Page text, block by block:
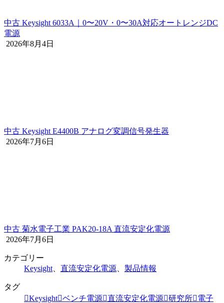
中古 Keysight 6033A｜0〜20V・0〜30A対応オートレンジDC
電源
2026年8月4日
中古 Keysight E4400B アナログ変調信号発生器
2026年7月6日
中古 菊水電子工業 PAK20-18A 直流安定化電源
2026年7月6日
カテゴリー
Keysight
直流安定化電源 製品情報
タグ
Keysight ベンチ電源 直流安定化電源 研究所
電子